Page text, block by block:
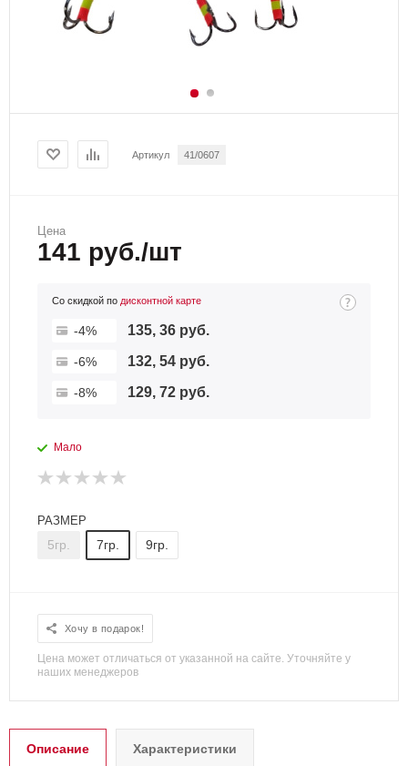
Артикул 41/0607
Цена
141 руб./шт
Со скидкой по дисконтной карте
-4% 135, 36 руб.
-6% 132, 54 руб.
-8% 129, 72 руб.
Мало
РАЗМЕР
5гр. 7гр. 9гр.
Хочу в подарок!
Цена может отличаться от указанной на сайте. Уточняйте у
наших менеджеров
Описание Характеристики